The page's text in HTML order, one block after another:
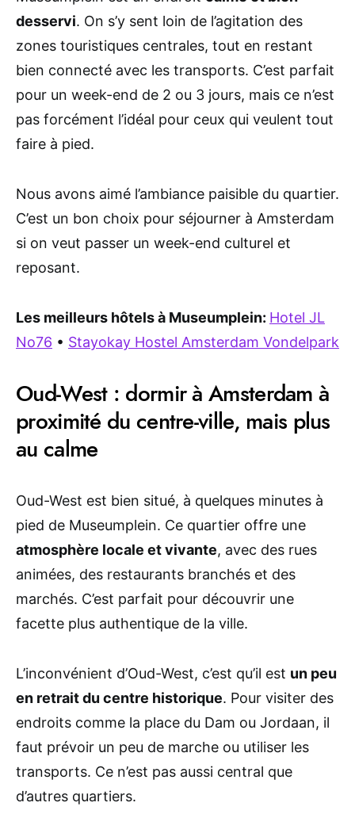
desservi. On s’y sent loin de l’agitation des
zones touristiques centrales, tout en restant
bien connecté avec les transports. C’est parfait
pour un week-end de 2 ou 3 jours, mais ce n’est
pas forcément l’idéal pour ceux qui veulent tout
faire à pied.
Nous avons aimé l’ambiance paisible du quartier.
C’est un bon choix pour séjourner à Amsterdam
si on veut passer un week-end culturel et
reposant.
Les meilleurs hôtels à Museumplein: Hotel JL
No76 • Stayokay Hostel Amsterdam Vondelpark
Oud-West : dormir à Amsterdam à
proximité du centre-ville, mais plus
au calme
Oud-West est bien situé, à quelques minutes à
pied de Museumplein. Ce quartier offre une
atmosphère locale et vivante, avec des rues
animées, des restaurants branchés et des
marchés. C’est parfait pour découvrir une
facette plus authentique de la ville.
L’inconvénient d’Oud-West, c’est qu’il est un peu
en retrait du centre historique. Pour visiter des
endroits comme la place du Dam ou Jordaan, il
faut prévoir un peu de marche ou utiliser les
transports. Ce n’est pas aussi central que
d’autres quartiers.